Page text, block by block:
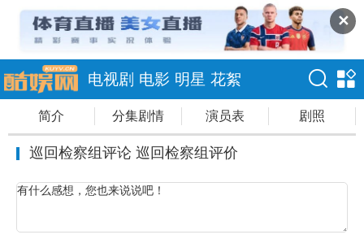
✕
电视剧 电影 明星 花絮
简介 分集剧情 演员表 剧照
巡回检察组评论 巡回检察组评价